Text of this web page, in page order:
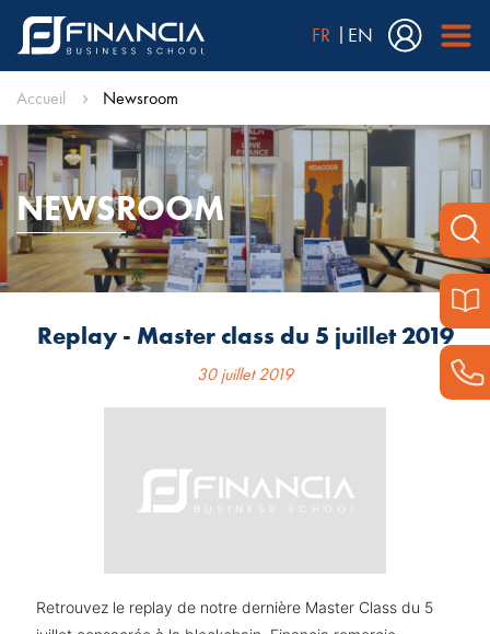
FR EN
Accueil Newsroom
NEWSROOM
Replay - Master class du 5 juillet 2019
30 juillet 2019
Retrouvez le replay de notre dernière Master Class du 5